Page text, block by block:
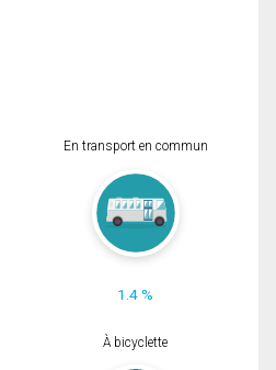
En transport en commun
1.4 %
À bicyclette